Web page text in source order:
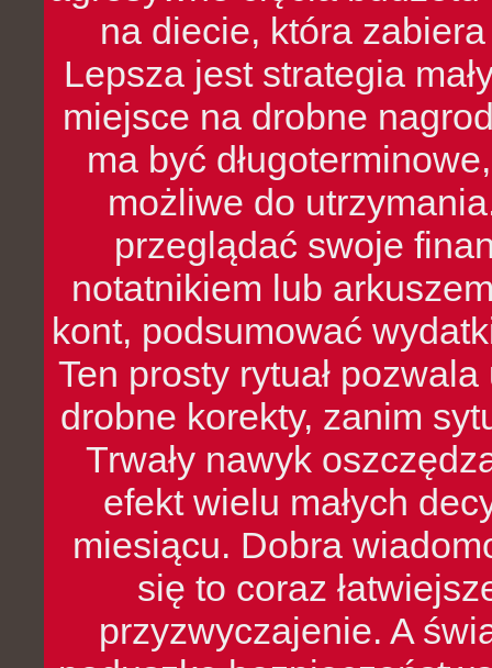
na diecie, która
Lepsza jest strategia
miejsce na drobne
ma być
możliwe do
przeglądać swoje
notatnikiem lub
kont, podsumować
Ten prosty rytuał
drobne korekty, zanim
Trwały nawyk
efekt wielu małych
miesiącu. Dobra
się to coraz
przyzwyczajenie. A